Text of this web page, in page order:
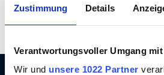
Zustimmung Details
Verantwortungsvoller Umgang
Wir und unsere 1022 Partner